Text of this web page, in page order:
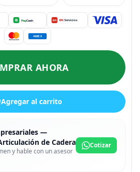
AHORA
Agregar al carrito
—
de Cadera
y hable con un asesor
Cotizar